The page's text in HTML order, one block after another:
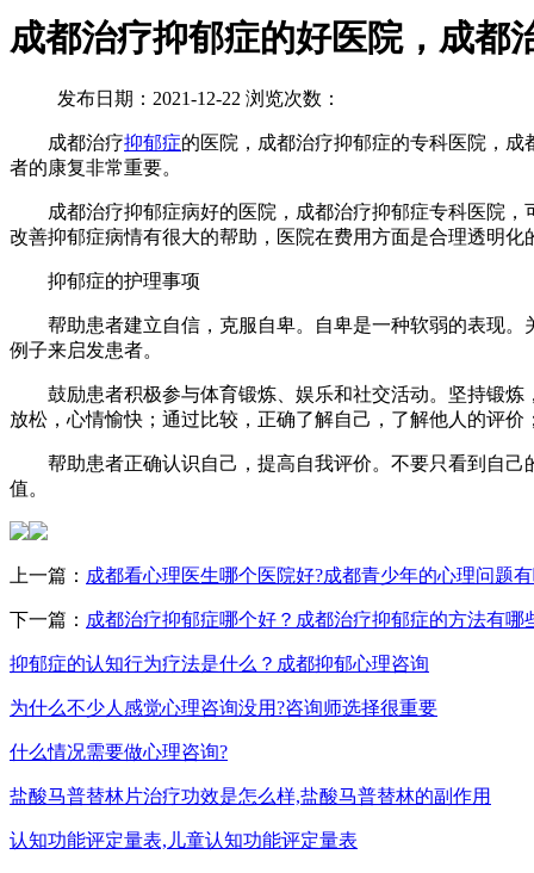
成都治疗抑郁症的好医院，成都
发布日期：2021-12-22 浏览次数：
成都治疗抑郁症的医院，成都治疗抑郁症的专科医院，
者的康复非常重要。
成都治疗抑郁症病好的医院，成都治疗抑郁症专科医院，
改善抑郁症病情有很大的帮助，医院在费用方面是合理透明化
抑郁症的护理事项
帮助患者建立自信，克服自卑。自卑是一种软弱的表现。
例子来启发患者。
鼓励患者积极参与体育锻炼、娱乐和社交活动。坚持锻炼
放松，心情愉快；通过比较，正确了解自己，了解他人的评
帮助患者正确认识自己，提高自我评价。不要只看到自己
值。
上一篇： 成都看心理医生哪个医院好?成都青少年的心理问题
下一篇： 成都治疗抑郁症哪个好？成都治疗抑郁症的方法有哪
抑郁症的认知行为疗法是什么？成都抑郁心理咨询
为什么不少人感觉心理咨询没用?咨询师选择很重要
什么情况需要做心理咨询?
盐酸马普替林片治疗功效是怎么样,盐酸马普替林的副作用
认知功能评定量表,儿童认知功能评定量表